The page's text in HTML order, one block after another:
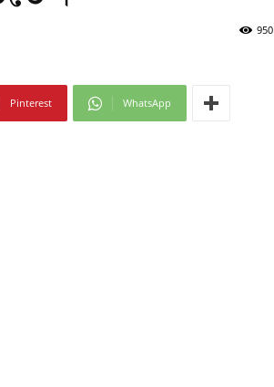
950
Pinterest WhatsApp